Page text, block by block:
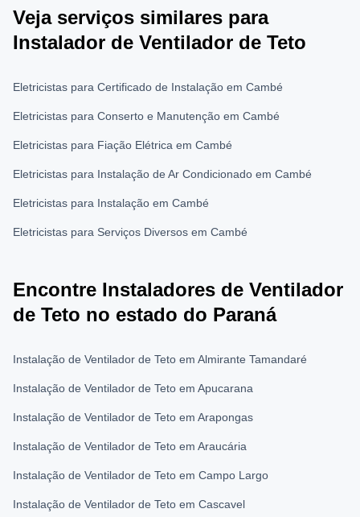
Veja serviços similares para
Instalador de Ventilador de Teto
Eletricistas para Certificado de Instalação em Cambé
Eletricistas para Conserto e Manutenção em Cambé
Eletricistas para Fiação Elétrica em Cambé
Eletricistas para Instalação de Ar Condicionado em Cambé
Eletricistas para Instalação em Cambé
Eletricistas para Serviços Diversos em Cambé
Encontre Instaladores de Ventilador
de Teto no estado do Paraná
Instalação de Ventilador de Teto em Almirante Tamandaré
Instalação de Ventilador de Teto em Apucarana
Instalação de Ventilador de Teto em Arapongas
Instalação de Ventilador de Teto em Araucária
Instalação de Ventilador de Teto em Campo Largo
Instalação de Ventilador de Teto em Cascavel